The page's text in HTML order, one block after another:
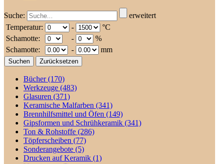
Suche:
erweitert
Temperatur:
-
°C
Schamotte:
-
%
Schamotte:
- mm
Bücher(170)
Werkzeuge (483)
Glasuren (371)
Keramische Malfarben (341)
Brennhilfsmittel und Öfen (149)
Gipsformen und Schrühkeramik (341)
Ton & Rohstoffe (286)
Töpferscheiben (77)
Sonderangebote (5)
Drucken auf Keramik (1)